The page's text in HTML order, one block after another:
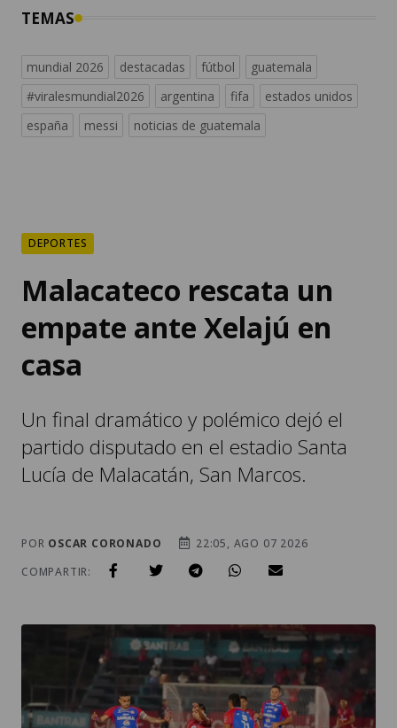
TEMAS
mundial 2026 destacadas fútbol
guatemala
#viralesmundial2026
argentina fifa
estados unidos
españa
messi noticias de guatemala
DEPORTES
Malacateco rescata un
empate ante Xelajú en
casa
Un final dramático y polémico dejó el
partido disputado en el estadio Santa
Lucía de Malacatán, San Marcos.
POR OSCAR CORONADO
22:05, AGO 07 2026
COMPARTIR: